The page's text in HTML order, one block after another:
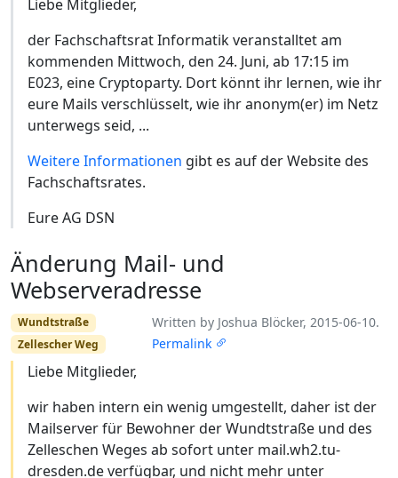
Liebe Mitglieder,
der Fachschaftsrat Informatik veranstalltet am
kommenden Mittwoch, den 24. Juni, ab 17:15 im
E023, eine Cryptoparty. Dort könnt ihr lernen, wie ihr
eure Mails verschlüsselt, wie ihr anonym(er) im Netz
unterwegs seid, ...
Weitere Informationen gibt es auf der Website des
Fachschaftsrates.
Eure AG DSN
Änderung Mail- und
Webserveradresse
Wundtstraße
Zellescher Weg
Written by Joshua Blöcker, 2015-06-10.
Permalink
Liebe Mitglieder,
wir haben intern ein wenig umgestellt, daher ist der
Mailserver für Bewohner der Wundtstraße und des
Zelleschen Weges ab sofort unter mail.wh2.tu-
dresden.de verfügbar, und nicht mehr unter